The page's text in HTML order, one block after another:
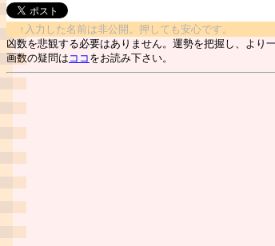
↑入力した名前は非公開。押しても安心です。
凶数を悲観する必要はありません。運勢を把握し、より
画数の疑問は ココ をお読み下さい。